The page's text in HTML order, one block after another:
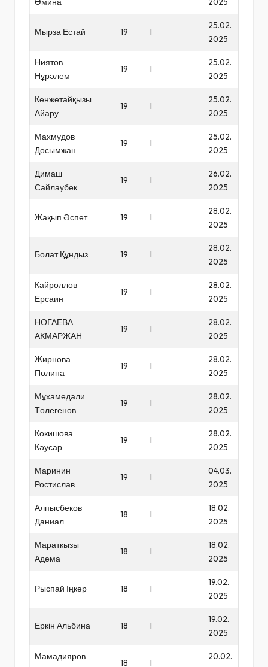
Мырза Естай 19 I
25.02.
2025
Ниятов
Нұрәлем
19 I
25.02.
2025
Кенжетайқызы
Айару
19 I
25.02.
2025
Махмудов
Досымжан
19 I
25.02.
2025
Димаш
Сайлаубек
19 I
26.02.
2025
Жақып Әспет 19 I
28.02.
2025
Болат Құндыз 19 I
28.02.
2025
Кайроллов
Ерсаин
19 I
28.02.
2025
НОГАЕВА
АКМАРЖАН
19 I
28.02.
2025
Жирнова
Полина
19 I
28.02.
2025
Мұхамедали
Төлегенов
19 I
28.02.
2025
Кокишова
Кәусар
19 I
28.02.
2025
Маринин
Ростислав
19 I
04.03.
2025
Алпысбеков
Даниал
18 I
18.02.
2025
Мараткызы
Адема
18 I
18.02.
2025
Рыспай Іңкәр 18 I
19.02.
2025
Еркін Альбина 18 I
19.02.
2025
Мамадияров
18 I
20.02.